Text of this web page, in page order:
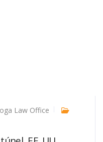
Law Office